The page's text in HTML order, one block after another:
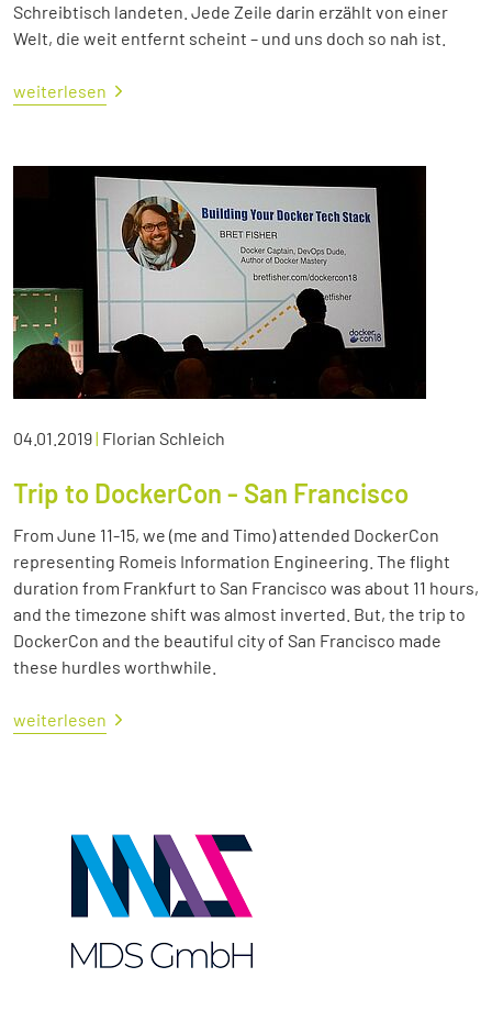
Schreibtisch landeten. Jede Zeile darin erzählt von einer
Welt, die weit entfernt scheint – und uns doch so nah ist.
weiterlesen
04.01.2019| Florian Schleich
Trip to DockerCon - San Francisco
From June 11-15, we (me and Timo) attended DockerCon
representing Romeis Information Engineering. The flight
duration from Frankfurt to San Francisco was about 11 hours,
and the timezone shift was almost inverted. But, the trip to
DockerCon and the beautiful city of San Francisco made
these hurdles worthwhile.
weiterlesen